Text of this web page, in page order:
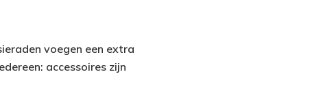
voegen een extra
accessoires zijn